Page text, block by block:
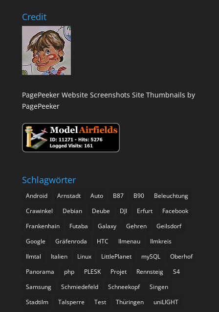
Credit
PagePeeker Website Screenshots Site Thumbnails by
PagePeeker
Schlagwörter
Android Arnstadt Auto B87 B90
Beleuchtung
Crawinkel
Debian Deube DJI Erfurt
Facebook
Frankenhain
Futaba Galaxy Gehren
Geilsdorf
Google
Gräfenroda HTC Ilmenau
Ilmkreis
Ilmtal
Italien Linux LittlePlanet mySQL
Oberhof
Panorama
php PLESK Projet Rennsteig
S4
Samsung
Schmiedefeld Schneekopf
Singen
Stadtilm
Talsperre Test Thüringen
uniLIGHT